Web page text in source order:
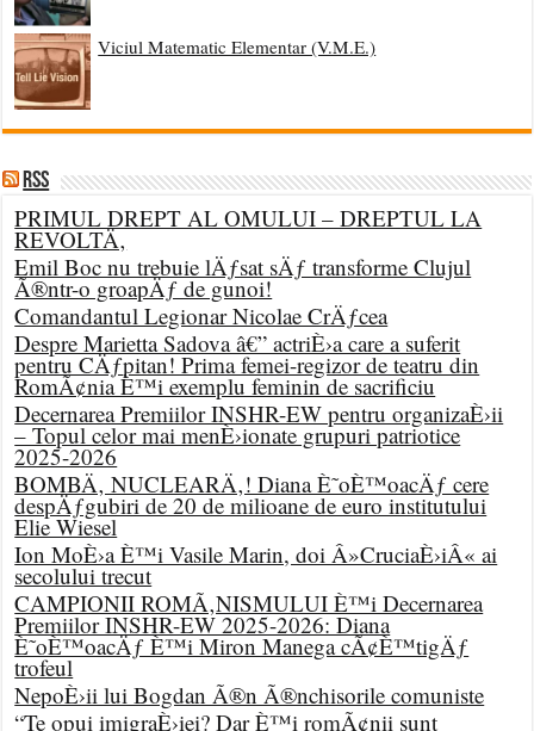
Viciul Matematic Elementar (V.M.E.)
RSS
PRIMUL DREPT AL OMULUI – DREPTUL LA
REVOLTÄ‚
Emil Boc nu trebuie lÄƒsat sÄƒ transforme Clujul
Ã®ntr-o groapÄƒ de gunoi!
Comandantul Legionar Nicolae CrÄƒcea
Despre Marietta Sadova â€” actriÈ›a care a suferit
pentru CÄƒpitan! Prima femei-regizor de teatru din
RomÃ¢nia È™i exemplu feminin de sacrificiu
Decernarea Premiilor INSHR-EW pentru organizaÈ›ii
– Topul celor mai menÈ›ionate grupuri patriotice
2025-2026
BOMBÄ‚ NUCLEARÄ‚! Diana È˜oÈ™oacÄƒ cere
despÄƒgubiri de 20 de milioane de euro institutului
Elie Wiesel
Ion MoÈ›a È™i Vasile Marin, doi Â»CruciaÈ›iÂ« ai
secolului trecut
CAMPIONII ROMÃ‚NISMULUI È™i Decernarea
Premiilor INSHR-EW 2025-2026: Diana
È˜oÈ™oacÄƒ È™i Miron Manega cÃ¢È™tigÄƒ
trofeul
NepoÈ›ii lui Bogdan Ã®n Ã®nchisorile comuniste
“Te opui imigraÈ›iei? Dar È™i romÃ¢nii sunt